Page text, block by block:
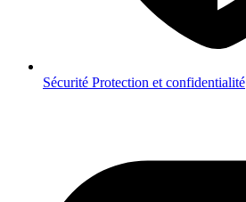
Sécurité Protection et confidentialité